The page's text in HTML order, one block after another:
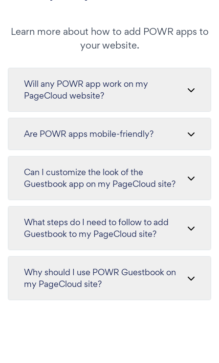
Learn more about how to add POWR apps to
your website.
Will any POWR app work on my
PageCloud website?
Are POWR apps mobile-friendly?
Can I customize the look of the
Guestbook app on my PageCloud site?
What steps do I need to follow to add
Guestbook to my PageCloud site?
Why should I use POWR Guestbook on
my PageCloud site?